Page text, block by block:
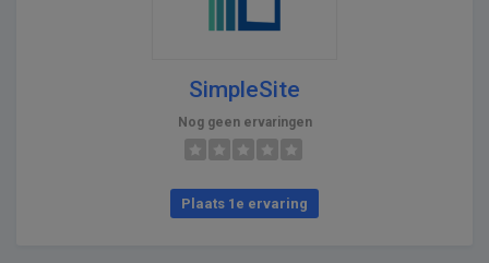
SimpleSite
Nog geen ervaringen
Plaats 1e ervaring